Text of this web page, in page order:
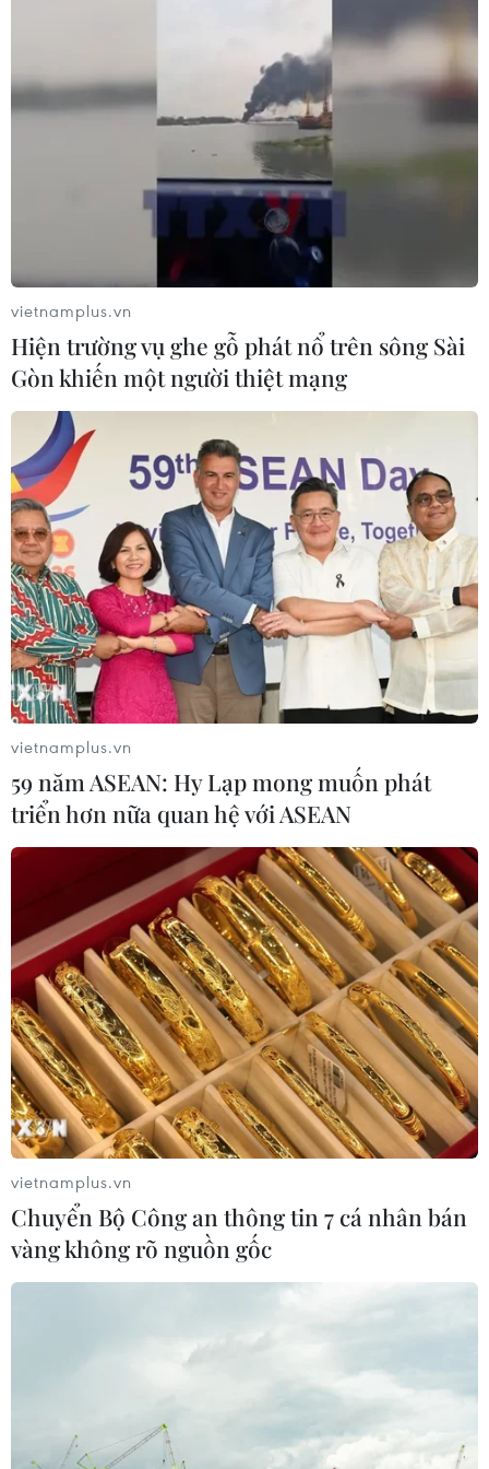
vietnamplus.vn
Hiện trường vụ ghe gỗ phát nổ trên sông Sài
Gòn khiến một người thiệt mạng
vietnamplus.vn
59 năm ASEAN: Hy Lạp mong muốn phát
triển hơn nữa quan hệ với ASEAN
vietnamplus.vn
Chuyển Bộ Công an thông tin 7 cá nhân bán
vàng không rõ nguồn gốc